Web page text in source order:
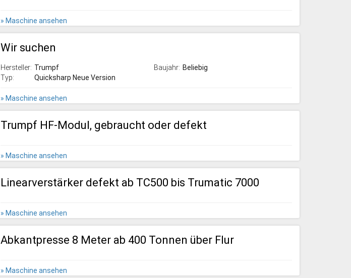
» Maschine ansehen
Wir suchen
Hersteller: Trumpf
Typ:
Quicksharp Neue Version
Baujahr: Beliebig
» Maschine ansehen
Trumpf HF-Modul, gebraucht oder defekt
» Maschine ansehen
Linearverstärker defekt ab TC500 bis Trumatic 7000
» Maschine ansehen
Abkantpresse 8 Meter ab 400 Tonnen über Flur
» Maschine ansehen